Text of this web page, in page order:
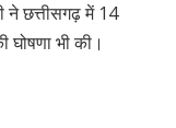
ने छत्तीसगढ़ में 14
भी की।